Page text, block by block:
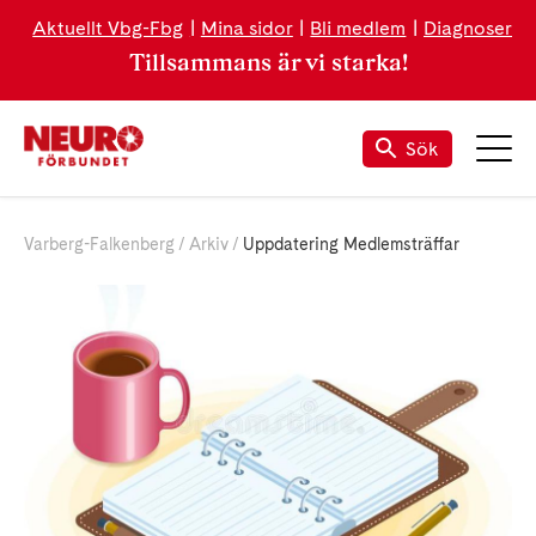
Aktuellt Vbg-Fbg Mina sidor Bli medlem Diagnoser
Tillsammans är vi starka!
Sök
Varberg-Falkenberg Arkiv Uppdatering Medlemsträffar